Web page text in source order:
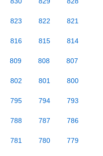
823 822 821
816 815 814
809 808 807
802 801 800
795 794 793
788 787 786
781 780 779